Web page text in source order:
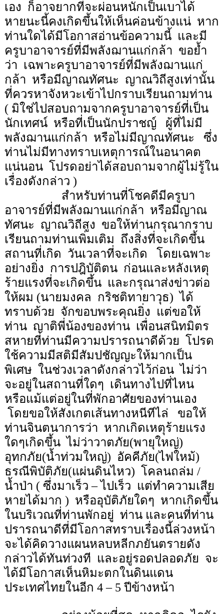
เอง ก็อาจยากที่จะผ่อนหนักเป็นเบาได้
หายนะนี้คงเกิดขึ้นให้เห็นค่อนข้างแน่ หาก
ท่านใดได้มีโอกาสอ่านข้อความนี้ และมี
ครูบาอาจารย์ที่มีพลังฌานแก่กล้า ขอย้ำ
ว่า เฉพาะครูบาอาจารย์ที่มีพลังฌานแก่
กล้า หรือมีญาณทัศนะ ญาณวิถีสูงเท่านั้น
ที่ควรหาจังหวะเข้าไปกราบเรียนถามท่าน
( มิใช่ไปสอบถามจากครูบาอาจารย์ที่เป็น
นักเทศน์ หรือที่เป็นนักปราชญ์
ผู้ที่ไม่มี
พลังฌานแก่กล้า หรือไม่มีญาณทัศนะ
ซึ่ง
ท่านไม่มีทางทราบเหตุการณ์ในอนาคต
แน่นอน โปรดอย่าได้สอบถามจากผู้ไม่รู้ใน
เรื่องดังกล่าว )
สำหรับท่านที่โชคดีมีครูบา
อาจารย์ที่มีพลังฌานแก่กล้า หรือมีญาณ
ทัศนะ ญาณวิถีสูง ขอให้ท่านกรุณากราบ
เรียนถามท่านเพิ่มเติม ถึงสิ่งที่จะเกิดขึ้น
สถานที่เกิด วันเวลาที่จะเกิด
โดยเฉพาะ
อย่างยิ่ง การปฎิบัติตน ก่อนและหลังเหตุ
ร้ายแรงที่จะเกิดขึ้น และกรุณาส่งข่าวต่อ
ให้ผม (นายมงคล กริชติทายาวุธ) ได้
ทราบด้วย จักขอบพระคุณยิ่ง
แต่ขอให้
ท่าน ญาติพี่น้องของท่าน เพื่อนสนิทมิตร
สหายที่ท่านมีความปรารถนาดีด้วย
โปรด
ใช้ความมีสติมีสัมปชัญญะให้มากเป็น
พิเศษ ในช่วงเวลาดังกล่าวไว้ก่อน ไม่ว่า
จะอยู่ในสถานที่ใดๆ เดินทางไปที่ไหน
หรือแม้แต่อยู่ในที่พักอาศัยของท่านเอง
โดยขอให้สังเกตเส้นทางหนีทีไล่
ขอให้
ท่านจินตนาการว่า หากเกิดเหตุร้ายแรง
ใดๆเกิดขึ้น ไม่ว่าวาตภัย(พายุใหญ่)
อุทกภัย(น้ำท่วมใหญ่) อัคคีภัย(ไฟใหม้)
ธรณีพิบัติภัย(แผ่นดินไหว)
โคลนถล่ม /
น้ำป่า ( ซึ่งมาเร็ว –ไปเร็ว แต่ทำความเสีย
หายได้มาก ) หรืออุบัติภัยใดๆ หากเกิดขึ้น
ในบริเวณที่ท่านพักอยู่ ท่าน และคนที่ท่าน
ปรารถนาดีที่มีโอกาสทราบเรื่องนี้ล่วงหน้า
จะได้คิดวางแผนหลบหลีกภยันตรายดัง
กล่าวได้ทันท่วงที และอยู่รอดปลอดภัย จะ
ได้มีโอกาสเห็นหิมะตกในดินแดน
ประเทศไทยในอีก 4 – 5 ปีข้างหน้า